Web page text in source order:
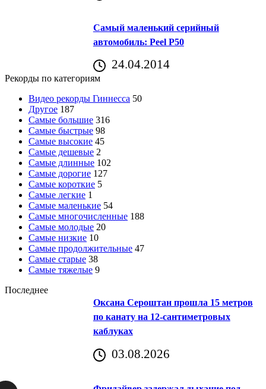
Самый маленький серийный
автомобиль: Peel P50
24.04.2014
Рекорды по категориям
Видео рекорды Гиннесса 50
Другое 187
Самые большие 316
Самые быстрые 98
Самые высокие 45
Самые дешевые 2
Самые длинные 102
Самые дорогие 127
Самые короткие 5
Самые легкие 1
Самые маленькие 54
Самые многочисленные 188
Самые молодые 20
Самые низкие 10
Самые продолжительные 47
Самые старые 38
Самые тяжелые 9
Последнее
Оксана Сероштан прошла 15 метров
по канату на 12-сантиметровых
каблуках
03.08.2026